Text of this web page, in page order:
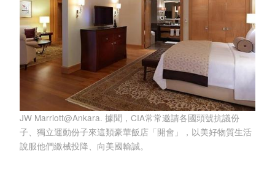
JW Marriott@Ankara. 據聞，CIA常常邀請各國頭號抗議份
子、獨立運動份子來這類豪華飯店「開會」，以美好物質生活
說服他們繳械投降、向美國輸誠。